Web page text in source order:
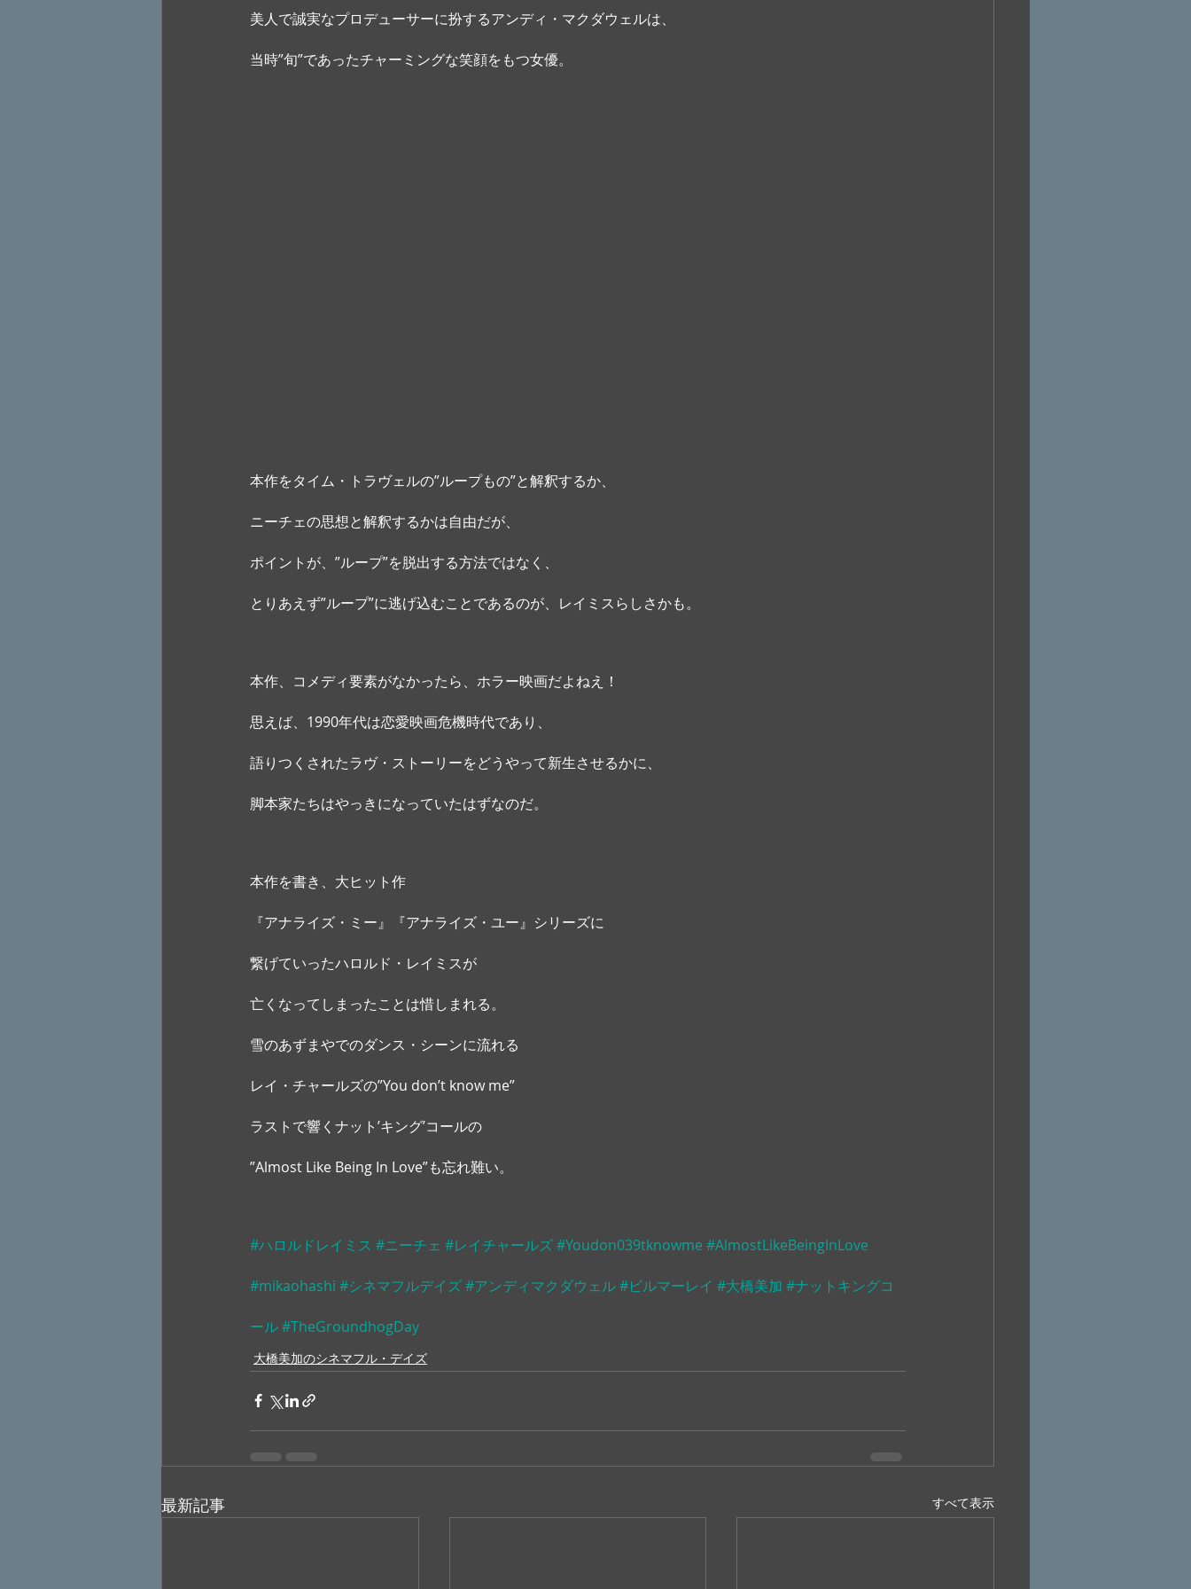
美人で誠実なプロデューサーに扮するアンディ・マクダウェルは、
当時”旬”であったチャーミングな笑顔をもつ女優。
本作をタイム・トラヴェルの”ループもの”と解釈するか、
ニーチェの思想と解釈するかは自由だが、
ポイントが、”ループ”を脱出する方法ではなく、
とりあえず”ループ”に逃げ込むことであるのが、レイミスらしさかも。
本作、コメディ要素がなかったら、ホラー映画だよねえ！
思えば、1990年代は恋愛映画危機時代であり、
語りつくされたラヴ・ストーリーをどうやって新生させるかに、
脚本家たちはやっきになっていたはずなのだ。
本作を書き、大ヒット作
『アナライズ・ミー』『アナライズ・ユー』シリーズに
繋げていったハロルド・レイミスが
亡くなってしまったことは惜しまれる。
雪のあずまやでのダンス・シーンに流れる
レイ・チャールズの”You don’t know me”
ラストで響くナット’キング’コールの
”Almost Like Being In Love”も忘れ難い。
#ハロルドレイミス #ニーチェ #レイチャールズ#Youdon039tknowme #AlmostLikeBeingInLove
#mikaohashi #シネマフルデイズ#アンディマクダウェル#ビルマーレイ #大橋美加 #ナットキングコ
ール#TheGroundhogDay
大橋美加のシネマフル・デイズ
最新記事 すべて表示